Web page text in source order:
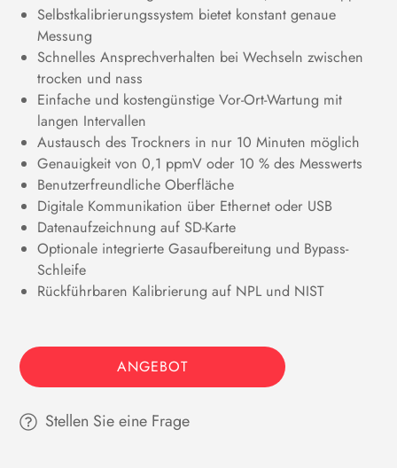
Selbstkalibrierungssystem bietet konstant genaue
Messung
Schnelles Ansprechverhalten bei Wechseln zwischen
trocken und nass
Einfache und kostengünstige Vor-Ort-Wartung mit
langen Intervallen
Austausch des Trockners in nur 10 Minuten möglich
Genauigkeit von 0,1 ppmV oder 10 % des Messwerts
Benutzerfreundliche Oberfläche
Digitale Kommunikation über Ethernet oder USB
Datenaufzeichnung auf SD-Karte
Optionale integrierte Gasaufbereitung und Bypass-
Schleife
Rückführbaren Kalibrierung auf NPL und NIST
ANGEBOT
Stellen Sie eine Frage